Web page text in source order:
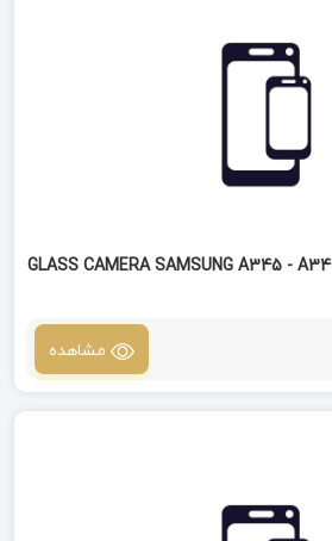
گلس دوربین سامسونگ GLASS CAMERA SAMSUNG A345 - A34
مشاهده